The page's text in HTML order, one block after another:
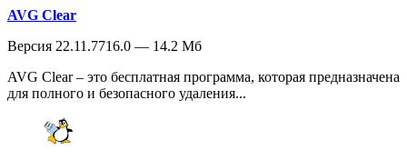
AVG Clear
Версия 22.11.7716.0 — 14.2 Мб
AVG Clear – это бесплатная программа, которая предназначена
для полного и безопасного удаления...